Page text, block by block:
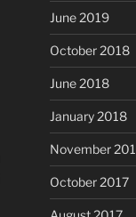
June 2019
October 2018
June 2018
January 2018
November
October 2017